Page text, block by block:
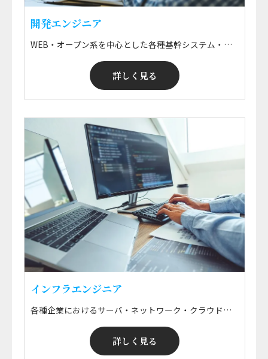
開発エンジニア
WEB・オープン系を中心とした各種基幹システム・情報系システムの要件定義・設計開発・運用保守、 ERPパッケージ導入に伴う設計・開発・実装・保守などの技術支援 ※ 勤務地はプロジェクトによる ※ ご希望のエリアで就業可能！ ※ 給与・案件選択制
詳しく見る
インフラエンジニア
各種企業におけるサーバ・ネットワーク・クラウド・ミドルウェアなどの要件定義・設計構築・運用保守・監視などの技術支援 ※ 勤務地はプロジェクトによる ※ 希望エリアにて就業可能！ ※ 案件・給与選択制
詳しく見る